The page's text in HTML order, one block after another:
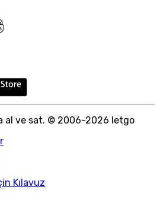
al ve sat. © 2006-2026 letgo
Kılavuz